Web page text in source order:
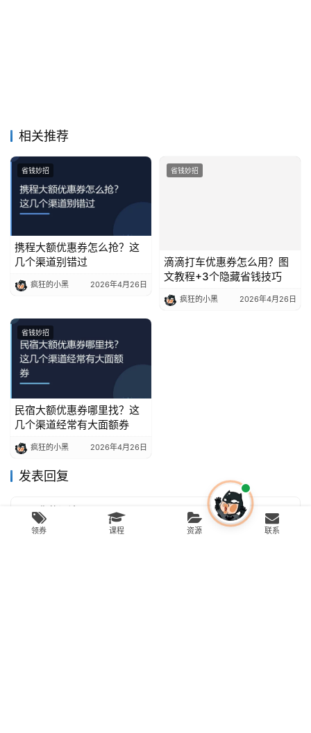
相关推荐
省钱妙招
携程大额优惠券怎么抢？这
几个渠道别错过
疯狂的小黑 2026年4月26日
省钱妙招
滴滴打车优惠券怎么用？图
文教程+3个隐藏省钱技巧
疯狂的小黑 2026年4月26日
省钱妙招
民宿大额优惠券哪里找？这
几个渠道经常有大面额券
疯狂的小黑 2026年4月26日
发表回复
领券 课程 资源 联系